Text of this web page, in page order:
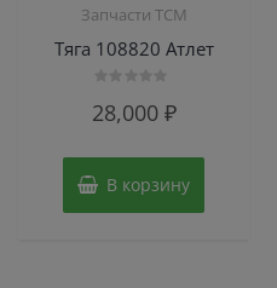
Запчасти TCM
Тяга 108820 Атлет
0
28,000 ₽
В корзину